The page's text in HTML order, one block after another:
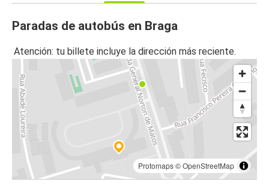
Paradas de autobús en Braga
Atención: tu billete incluye la dirección más reciente.
Protomaps©OpenStreetMap